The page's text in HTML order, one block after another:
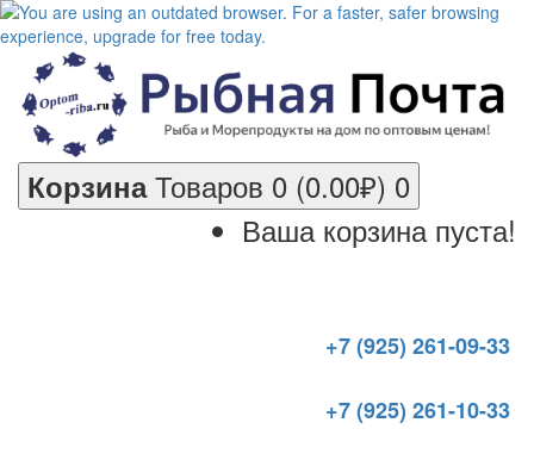
КорзинаТоваров 0 (0.00₽) 0
Ваша корзина пуста!
+7 (925) 261-09-33
+7 (925) 261-10-33